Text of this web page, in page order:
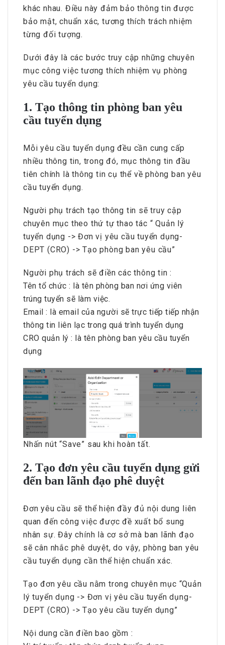
khác nhau. Điều này đảm bảo thông tin được
bảo mật, chuẩn xác, tương thích trách nhiệm
từng đối tượng.
Dưới đây là các bước truy cập những chuyên
mục công việc tương thích nhiệm vụ phòng
yêu cầu tuyển dụng:
1. Tạo thông tin phòng ban yêu
cầu tuyển dụng
Mỗi yêu cầu tuyển dụng đều cần cung cấp
nhiều thông tin, trong đó, mục thông tin đầu
tiên chính là thông tin cụ thể về phòng ban yêu
cầu tuyển dụng.
Người phụ trách tạo thông tin sẽ truy cập
chuyên mục theo thứ tự thao tác “ Quản lý
tuyển dụng -> Đơn vị yêu cầu tuyển dụng-
DEPT (CRO) -> Tạo phòng ban yêu cầu”
Người phụ trách sẽ điền các thông tin :
Tên tổ chức : là tên phòng ban nơi ứng viên
trúng tuyển sẽ làm việc.
Email : là email của người sẽ trực tiếp tiếp nhận
thông tin liên lạc trong quá trình tuyển dụng
CRO quản lý : là tên phòng ban yêu cầu tuyển
dụng
Nhấn nút “Save” sau khi hoàn tất.
2. Tạo đơn yêu cầu tuyển dụng gửi
đến ban lãnh đạo phê duyệt
Đơn yêu cầu sẽ thể hiện đầy đủ nội dung liên
quan đến công việc được đề xuất bổ sung
nhân sự. Đây chính là cơ sở mà ban lãnh đạo
sẽ cân nhắc phê duyệt, do vậy, phòng ban yêu
cầu tuyển dụng cần thể hiện chuẩn xác.
Tạo đơn yêu cầu nằm trong chuyên mục “Quản
lý tuyển dụng -> Đơn vị yêu cầu tuyển dụng-
DEPT (CRO) -> Tạo yêu cầu tuyển dụng”
Nội dung cần điền bao gồm :